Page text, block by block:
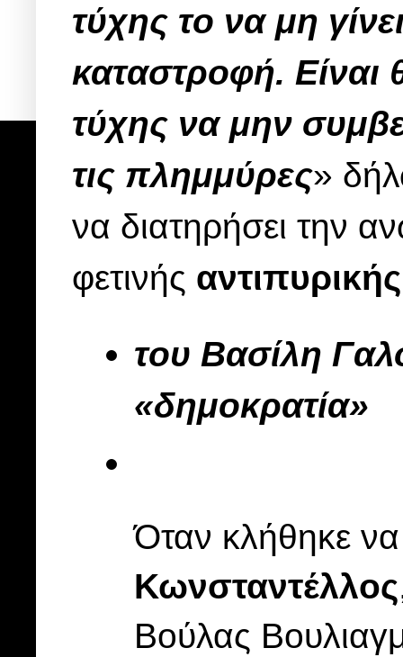
τύχης το να μη
καταστροφή. Είναι
τύχης να μην
τις πλημμύρες»
να διατηρήσει την
φετινής
του Βασίλη
«δημοκρατία»
Όταν κλήθηκε να
Κωνσταντέλλος
Βούλας